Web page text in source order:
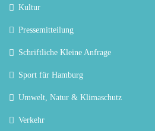
Kultur
Pressemitteilung
Schriftliche Kleine Anfrage
Sport für Hamburg
Umwelt, Natur & Klimaschutz
Verkehr